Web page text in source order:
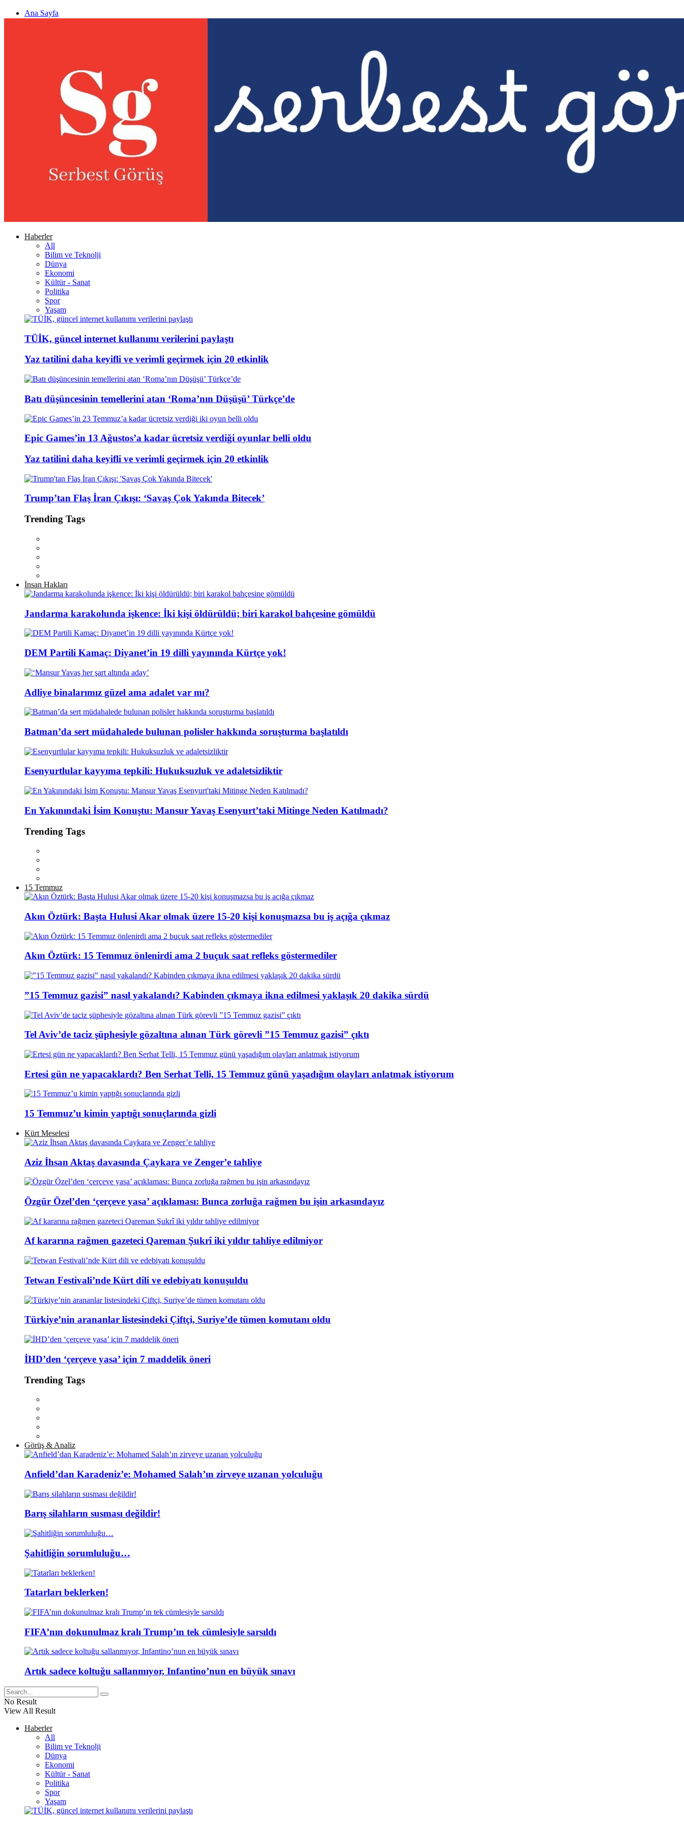
Ana Sayfa
Haberler
All
Bilim ve Teknolji
Dünya
Ekonomi
Kültür - Sanat
Politika
Spor
Yaşam
TÜİK, güncel internet kullanımı verilerini paylaştı
Yaz tatilini daha keyifli ve verimli geçirmek için 20 etkinlik
Batı düşüncesinin temellerini atan ‘Roma’nın Düşüşü’ Türkçe’de
Epic Games’in 13 Ağustos’a kadar ücretsiz verdiği oyunlar belli oldu
Yaz tatilini daha keyifli ve verimli geçirmek için 20 etkinlik
Trump’tan Flaş İran Çıkışı: ‘Savaş Çok Yakında Bitecek’
Trending Tags
İnsan Hakları
Jandarma karakolunda işkence: İki kişi öldürüldü; biri karakol bahçesine gömüldü
DEM Partili Kamaç: Diyanet’in 19 dilli yayınında Kürtçe yok!
Adliye binalarımız güzel ama adalet var mı?
Batman’da sert müdahalede bulunan polisler hakkında soruşturma başlatıldı
Esenyurtlular kayyıma tepkili: Hukuksuzluk ve adaletsizliktir
En Yakınındaki İsim Konuştu: Mansur Yavaş Esenyurt’taki Mitinge Neden Katılmadı?
Trending Tags
15 Temmuz
Akın Öztürk: Başta Hulusi Akar olmak üzere 15-20 kişi konuşmazsa bu iş açığa çıkmaz
Akın Öztürk: 15 Temmuz önlenirdi ama 2 buçuk saat refleks göstermediler
”15 Temmuz gazisi” nasıl yakalandı? Kabinden çıkmaya ikna edilmesi yaklaşık 20 dakika sürdü
Tel Aviv’de taciz şüphesiyle gözaltına alınan Türk görevli ”15 Temmuz gazisi” çıktı
Ertesi gün ne yapacaklardı? Ben Serhat Telli, 15 Temmuz günü yaşadığım olayları anlatmak istiyorum
15 Temmuz’u kimin yaptığı sonuçlarında gizli
Kürt Meselesi
Aziz İhsan Aktaş davasında Çaykara ve Zenger’e tahliye
Özgür Özel’den ‘çerçeve yasa’ açıklaması: Bunca zorluğa rağmen bu işin arkasındayız
Af kararına rağmen gazeteci Qareman Şukrî iki yıldır tahliye edilmiyor
Tetwan Festivali’nde Kürt dili ve edebiyatı konuşuldu
Türkiye’nin arananlar listesindeki Çiftçi, Suriye’de tümen komutanı oldu
İHD’den ‘çerçeve yasa’ için 7 maddelik öneri
Trending Tags
Görüş & Analiz
Anfield’dan Karadeniz’e: Mohamed Salah’ın zirveye uzanan yolculuğu
Barış silahların susması değildir!
Şahitliğin sorumluluğu…
Tatarları beklerken!
FIFA’nın dokunulmaz kralı Trump’ın tek cümlesiyle sarsıldı
Artık sadece koltuğu sallanmıyor, Infantino’nun en büyük sınavı
No Result
View All Result
Haberler
All
Bilim ve Teknolji
Dünya
Ekonomi
Kültür - Sanat
Politika
Spor
Yaşam